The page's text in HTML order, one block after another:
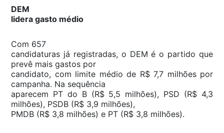
DEM
lidera gasto médio
Com 657
candidaturas já registradas, o DEM é o partido que
prevê mais gastos por
candidato, com limite médio de R$ 7,7 milhões por
campanha. Na sequência
aparecem PT do B (R$ 5,5 milhões), PSD (R$ 4,3
milhões), PSDB (R$ 3,9 milhões),
PMDB (R$ 3,8 milhões) e PT (R$ 3,8 milhões).